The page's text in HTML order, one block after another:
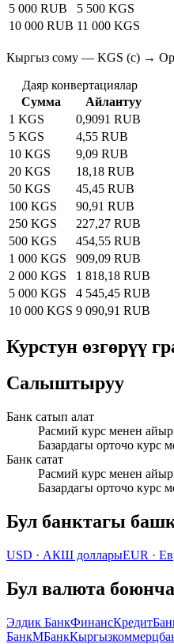
5 000 RUB
5 500 KGS
10 000 RUB 11 000 KGS
Кыргыз сому — KGS (с) →
Даяр конвертациялар
Сумма
Айлантуу
1 KGS
0,9091 RUB
5 KGS
4,55 RUB
10 KGS
9,09 RUB
20 KGS
18,18 RUB
50 KGS
45,45 RUB
100 KGS
90,91 RUB
250 KGS
227,27 RUB
500 KGS
454,55 RUB
1 000 KGS
909,09 RUB
2 000 KGS
1 818,18 RUB
5 000 KGS
4 545,45 RUB
10 000 KGS 9 090,91 RUB
Курстун өзгөрүү
Салыштыруу
Банк сатып алат
Расмий курс менен
Базардагы орточо курс
Банк сатат
Расмий курс менен
Базардагы орточо курс
Бул банктагы
USD · АКШ долларыEUR ·
Бул валюта
Элдик Банк
БанкМБанк